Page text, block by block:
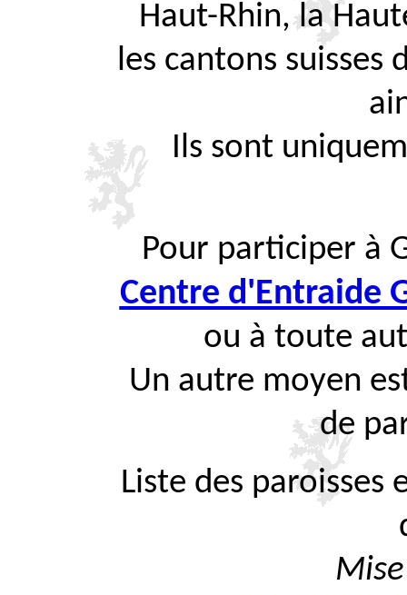
Haut-Rhin, la
les cantons suisses
Ils sont
Pour participer à
Centre d'Entraide
ou à toute
Un autre moyen
de
Liste des paroisses